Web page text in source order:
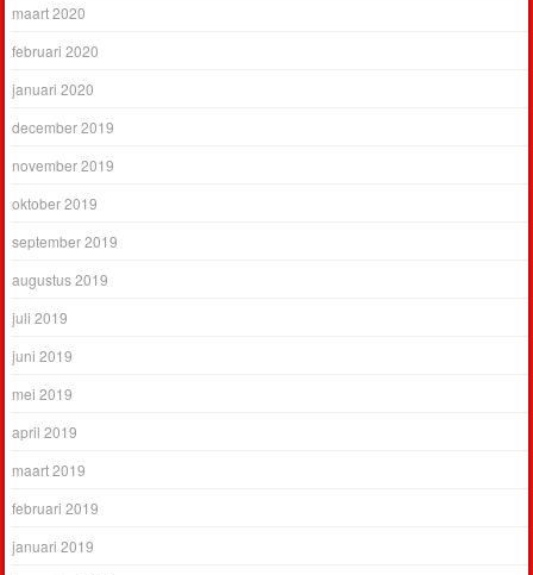
maart 2020
februari 2020
januari 2020
december 2019
november 2019
oktober 2019
september 2019
augustus 2019
juli 2019
juni 2019
mei 2019
april 2019
maart 2019
februari 2019
januari 2019